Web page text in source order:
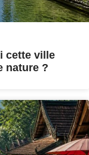
cette ville
nature ?